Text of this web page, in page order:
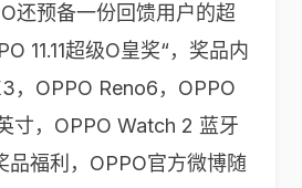
还预备一份回馈用户的超
11.11超级O皇奖“，奖品内
，OPPO Reno6，OPPO
寸，OPPO Watch 2 蓝牙
品福利，OPPO官方微博随